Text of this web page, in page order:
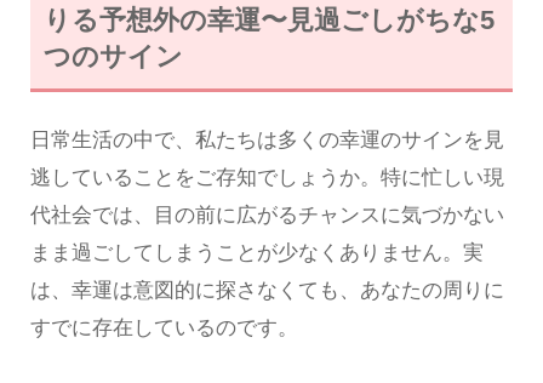
りる予想外の幸運〜見過ごしがちな5
つのサイン
日常生活の中で、私たちは多くの幸運のサインを見
逃していることをご存知でしょうか。特に忙しい現
代社会では、目の前に広がるチャンスに気づかない
まま過ごしてしまうことが少なくありません。実
は、幸運は意図的に探さなくても、あなたの周りに
すでに存在しているのです。